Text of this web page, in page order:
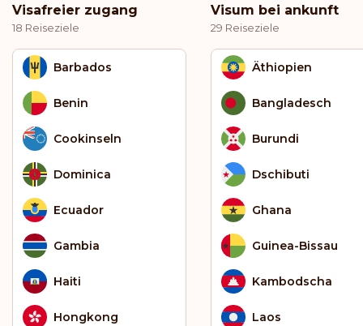
Visafreier zugang
18 Reiseziele
Barbados
Benin
Cookinseln
Dominica
Ecuador
Gambia
Haiti
Hongkong
Visum bei ankunft
29 Reiseziele
Äthiopien
Bangladesch
Burundi
Dschibuti
Ghana
Guinea-Bissau
Kambodscha
Laos